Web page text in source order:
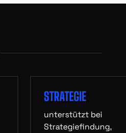
STRATEGIE
unterstützt bei
Strategiefindung,